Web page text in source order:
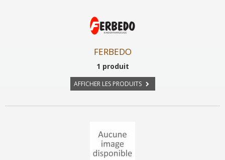
FERBEDO
1 produit
AFFICHER LES PRODUITS